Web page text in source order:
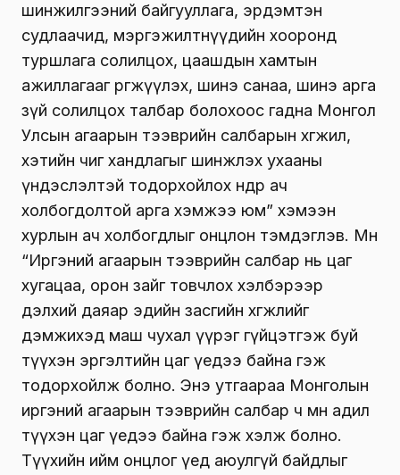
шинжилгээний байгууллага, эрдэмтэн
судлаачид, мэргэжилтнүүдийн хооронд
туршлага солилцох, цаашдын хамтын
ажиллагааг өргөжүүлэх, шинэ санаа, шинэ арга
зүй солилцох талбар болохоос гадна Монгол
Улсын агаарын тээврийн салбарын хөгжил,
хэтийн чиг хандлагыг шинжлэх ухааны
үндэслэлтэй тодорхойлох өндөр ач
холбогдолтой арга хэмжээ юм” хэмээн
хурлын ач холбогдлыг онцлон тэмдэглэв. Мөн
“Иргэний агаарын тээврийн салбар нь цаг
хугацаа, орон зайг товчлох хэлбэрээр
дэлхий даяар эдийн засгийн хөгжлийг
дэмжихэд маш чухал үүрэг гүйцэтгэж буй
түүхэн эргэлтийн цаг үедээ байна гэж
тодорхойлж болно. Энэ утгаараа Монголын
иргэний агаарын тээврийн салбар ч мөн адил
түүхэн цаг үедээ байна гэж хэлж болно.
Түүхийн ийм онцлог үед аюулгүй байдлыг